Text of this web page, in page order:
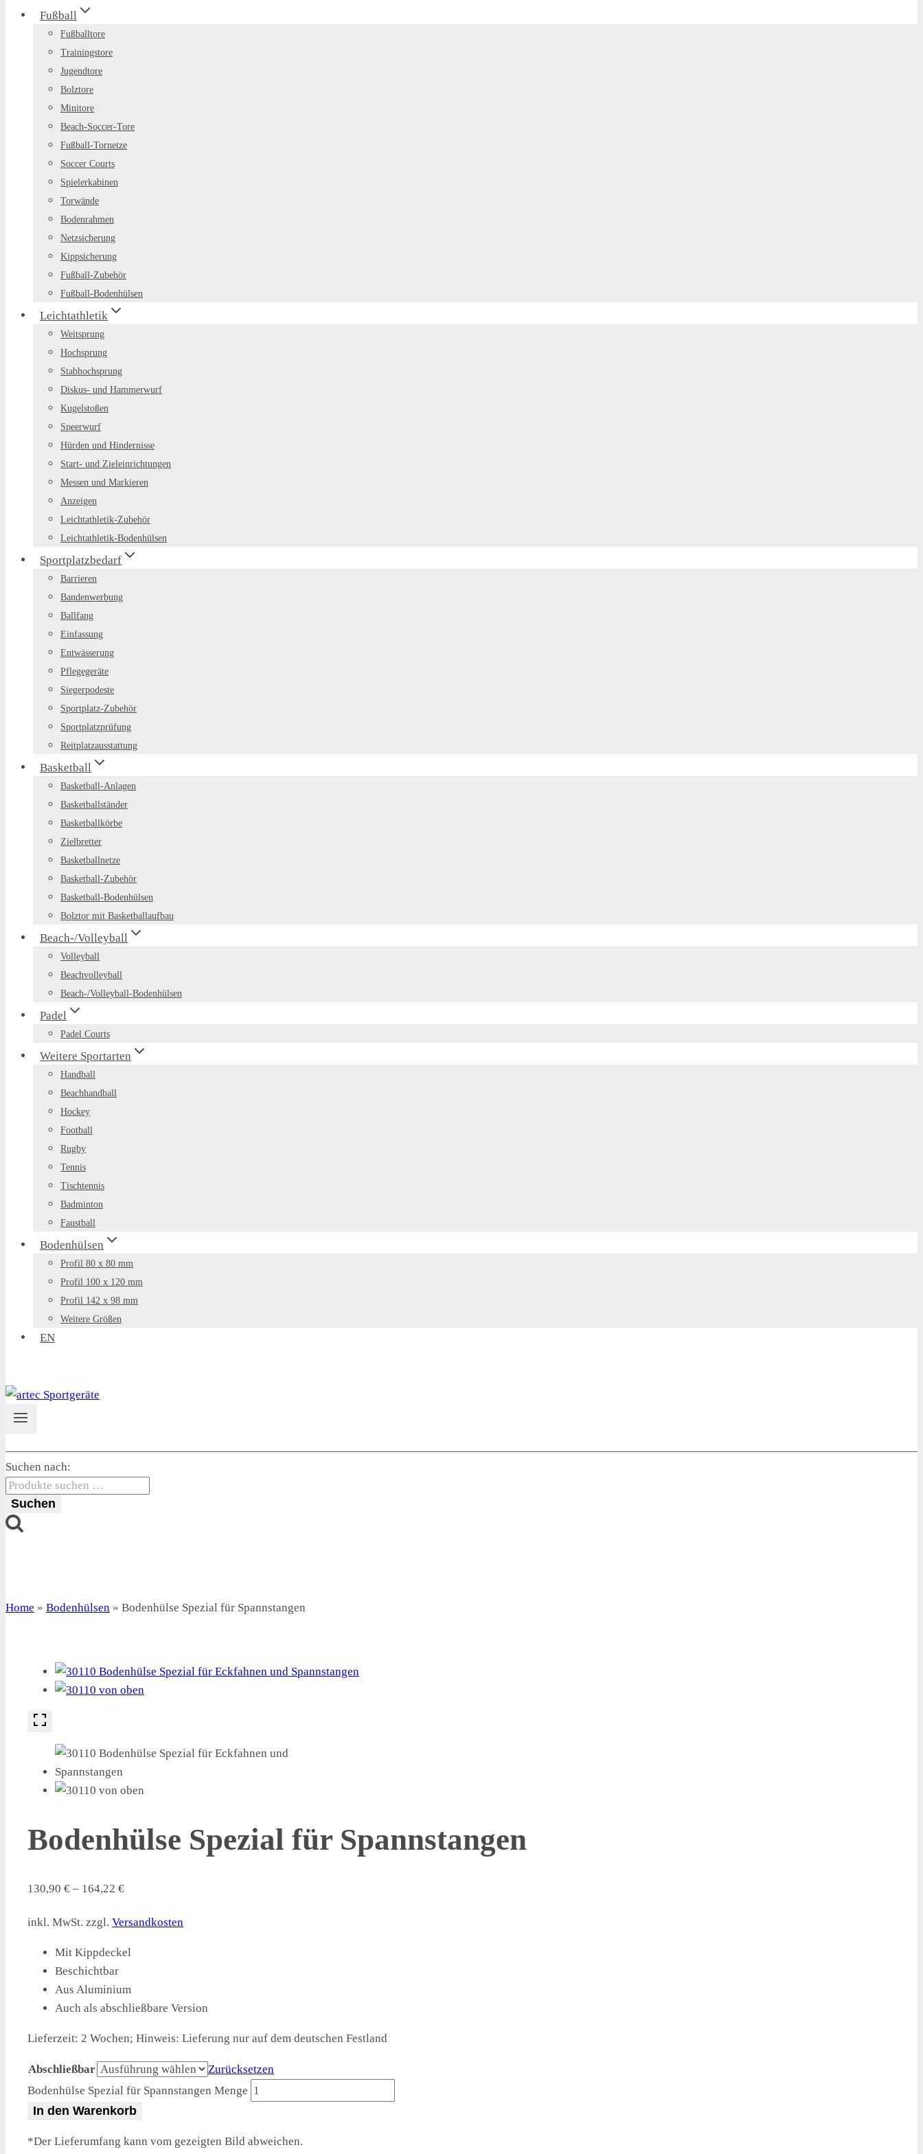
Fußball
Fußballtore
Trainingstore
Jugendtore
Bolztore
Minitore
Beach-Soccer-Tore
Fußball-Tornetze
Soccer Courts
Spielerkabinen
Torwände
Bodenrahmen
Netzsicherung
Kippsicherung
Fußball-Zubehör
Fußball-Bodenhülsen
Leichtathletik
Weitsprung
Hochsprung
Stabhochsprung
Diskus- und Hammerwurf
Kugelstoßen
Speerwurf
Hürden und Hindernisse
Start- und Zieleinrichtungen
Messen und Markieren
Anzeigen
Leichtathletik-Zubehör
Leichtathletik-Bodenhülsen
Sportplatzbedarf
Barrieren
Bandenwerbung
Ballfang
Einfassung
Entwässerung
Pflegegeräte
Siegerpodeste
Sportplatz-Zubehör
Sportplatzprüfung
Reitplatzausstattung
Basketball
Basketball-Anlagen
Basketballständer
Basketballkörbe
Zielbretter
Basketballnetze
Basketball-Zubehör
Basketball-Bodenhülsen
Bolztor mit Basketballaufbau
Beach-/Volleyball
Volleyball
Beachvolleyball
Beach-/Volleyball-Bodenhülsen
Padel
Padel Courts
Weitere Sportarten
Handball
Beachhandball
Hockey
Football
Rugby
Tennis
Tischtennis
Badminton
Faustball
Bodenhülsen
Profil 80 x 80 mm
Profil 100 x 120 mm
Profil 142 x 98 mm
Weitere Größen
EN
Suchen nach:
Suchen
Home » Bodenhülsen » Bodenhülse Spezial für Spannstangen
Bodenhülse Spezial für Spannstangen
130,90 € – 164,22 €
inkl. MwSt. zzgl. Versandkosten
Mit Kippdeckel
Beschichtbar
Aus Aluminium
Auch als abschließbare Version
Lieferzeit: 2 Wochen; Hinweis: Lieferung nur auf dem deutschen Festland
Abschließbar
Zurücksetzen
Bodenhülse Spezial für Spannstangen Menge
In den Warenkorb
*Der Lieferumfang kann vom gezeigten Bild abweichen.